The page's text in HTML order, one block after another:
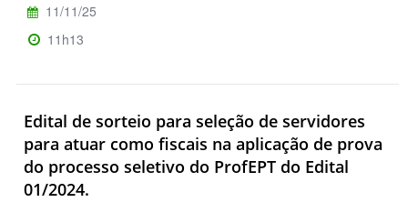
11/11/25
11h13
Edital de sorteio para seleção de servidores
para atuar como fiscais na aplicação de prova
do processo seletivo do ProfEPT do Edital
01/2024.